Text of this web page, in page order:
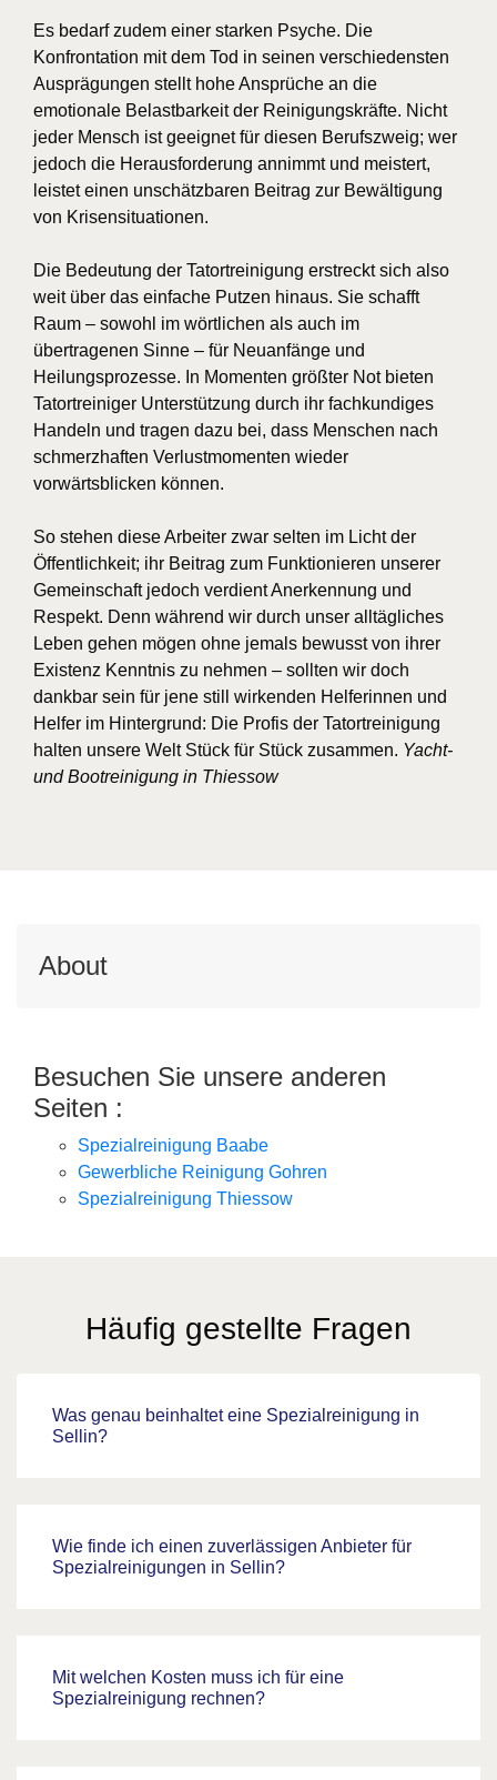
Es bedarf zudem einer starken Psyche. Die
Konfrontation mit dem Tod in seinen verschiedensten
Ausprägungen stellt hohe Ansprüche an die
emotionale Belastbarkeit der Reinigungskräfte. Nicht
jeder Mensch ist geeignet für diesen Berufszweig; wer
jedoch die Herausforderung annimmt und meistert,
leistet einen unschätzbaren Beitrag zur Bewältigung
von Krisensituationen.
Die Bedeutung der Tatortreinigung erstreckt sich also
weit über das einfache Putzen hinaus. Sie schafft
Raum – sowohl im wörtlichen als auch im
übertragenen Sinne – für Neuanfänge und
Heilungsprozesse. In Momenten größter Not bieten
Tatortreiniger Unterstützung durch ihr fachkundiges
Handeln und tragen dazu bei, dass Menschen nach
schmerzhaften Verlustmomenten wieder
vorwärtsblicken können.
So stehen diese Arbeiter zwar selten im Licht der
Öffentlichkeit; ihr Beitrag zum Funktionieren unserer
Gemeinschaft jedoch verdient Anerkennung und
Respekt. Denn während wir durch unser alltägliches
Leben gehen mögen ohne jemals bewusst von ihrer
Existenz Kenntnis zu nehmen – sollten wir doch
dankbar sein für jene still wirkenden Helferinnen und
Helfer im Hintergrund: Die Profis der Tatortreinigung
halten unsere Welt Stück für Stück zusammen. Yacht-
und Bootreinigung in Thiessow
About
Besuchen Sie unsere anderen
Seiten :
Spezialreinigung Baabe
Gewerbliche Reinigung Gohren
Spezialreinigung Thiessow
Häufig gestellte Fragen
Was genau beinhaltet eine Spezialreinigung in
Sellin?
Wie finde ich einen zuverlässigen Anbieter für
Spezialreinigungen in Sellin?
Mit welchen Kosten muss ich für eine
Spezialreinigung rechnen?